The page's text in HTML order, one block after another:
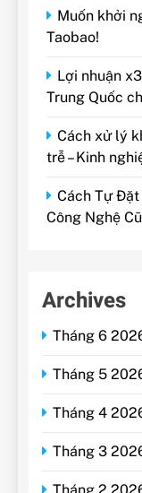
Muốn khởi
Taobao!
Lợi nhuận
Trung Quốc
Cách xử lý
trễ – Kinh
Cách Tự
Công Nghệ
Archives
Tháng 6
Tháng 5
Tháng 4
Tháng 3